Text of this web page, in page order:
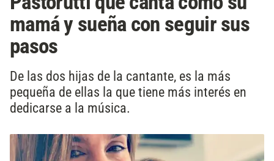
mamá y sueña con seguir sus
pasos
De las dos hijas de la cantante, es la más
pequeña de ellas la que tiene más interés en
dedicarse a la música.